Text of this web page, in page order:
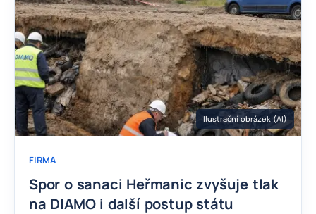
Ilustrační obrázek (AI)
FIRMA
Spor o sanaci Heřmanic zvyšuje tlak
na DIAMO i další postup státu